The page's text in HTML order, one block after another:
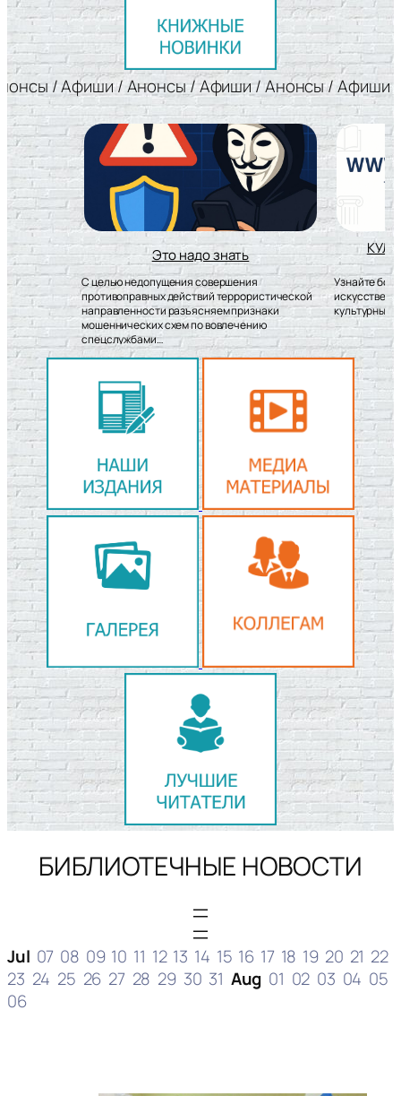
/ Анонсы / Афиши / Анонсы / Афиши / Анонсы
КУЛЬТУРА.РФ – твой гид по
культуре
Узнайте больше об истории страны и
искусстве, смотрите фильмы и планируйте
культурные выходные на портале…
БИБЛИОТЕЧНЫЕ НОВОСТИ
Jul 07 08 09 10 11 12 13 14 15 16 17 18 19 20 21 22
23 24 25 26 27 28 29 30 31 Aug 01 02 03 04 05
06